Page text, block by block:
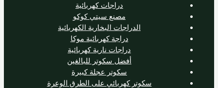
دراجات كهربائية
مصنع سيتي كوكو
الدراجات البخارية الكهربائية
دراجة كهربائية موكا
دراجات نارية كهربائية
أفضل سكوتر للبالغين
سكوتر عجلة كبيرة
سكوتر كهربائي على الطرق الوعرة